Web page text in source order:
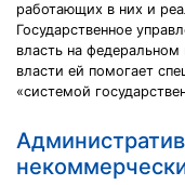
работающих в них и
Государственное
власть на
власти ей помогает
«системой